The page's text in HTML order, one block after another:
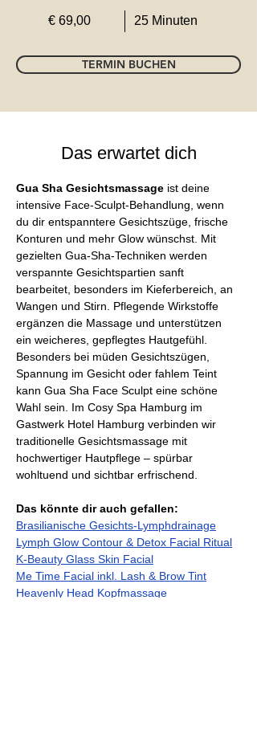
€ 69,00 25 Minuten
TERMIN BUCHEN
Das erwartet dich
Gua Sha Gesichtsmassage ist deine
intensive Face-Sculpt-Behandlung, wenn
du dir entspanntere Gesichtszüge, frische
Konturen und mehr Glow wünschst. Mit
gezielten Gua-Sha-Techniken werden
verspannte Gesichtspartien sanft
bearbeitet, besonders im Kieferbereich, an
Wangen und Stirn. Pflegende Wirkstoffe
ergänzen die Massage und unterstützen
ein weicheres, gepflegtes Hautgefühl.
Besonders bei müden Gesichtszügen,
Spannung im Gesicht oder fahlem Teint
kann Gua Sha Face Sculpt eine schöne
Wahl sein. Im Cosy Spa Hamburg im
Gastwerk Hotel Hamburg verbinden wir
traditionelle Gesichtsmassage mit
hochwertiger Hautpflege – spürbar
wohltuend und sichtbar erfrischend.
Das könnte dir auch gefallen:
Brasilianische Gesichts-Lymphdrainage
Lymph Glow Contour & Detox Facial Ritual
K-Beauty Glass Skin Facial
Me Time Facial inkl. Lash & Brow Tint
Heavenly Head Kopfmassage